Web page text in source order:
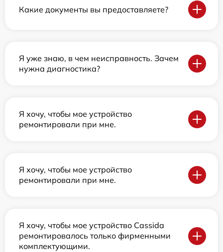
Какие документы вы предоставляете?
Я уже знаю, в чем неисправность. Зачем
нужна диагностика?
Я хочу, чтобы мое устройство
ремонтировали при мне.
Я хочу, чтобы мое устройство
ремонтировали при мне.
Я хочу, чтобы мое устройство Cassida
ремонтировалось только фирменными
комплектующими.